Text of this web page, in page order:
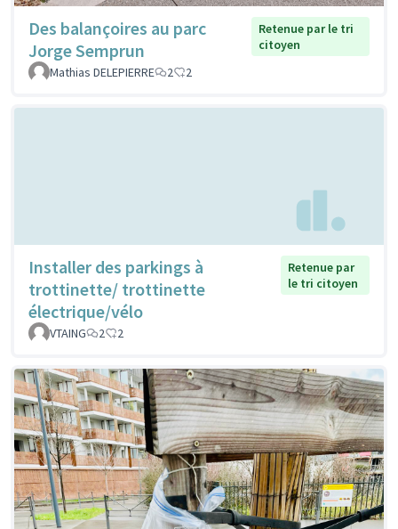
Des balançoires au parc
Jorge Semprun
Retenue par le tri
citoyen
Mathias DELEPIERRE
2 2
Installer des parkings à
trottinette/ trottinette
électrique/vélo
Retenue par
le tri citoyen
VTAING 2 2